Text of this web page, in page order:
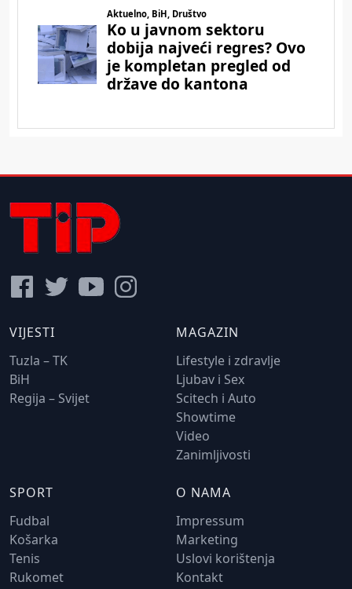
VIJESTI
Tuzla – TK
BiH
Regija – Svijet
MAGAZIN
Lifestyle i zdravlje
Ljubav i Sex
Scitech i Auto
Showtime
Video
Zanimljivosti
SPORT
Fudbal
Košarka
Tenis
Rukomet
O NAMA
Impressum
Marketing
Uslovi korištenja
Kontakt